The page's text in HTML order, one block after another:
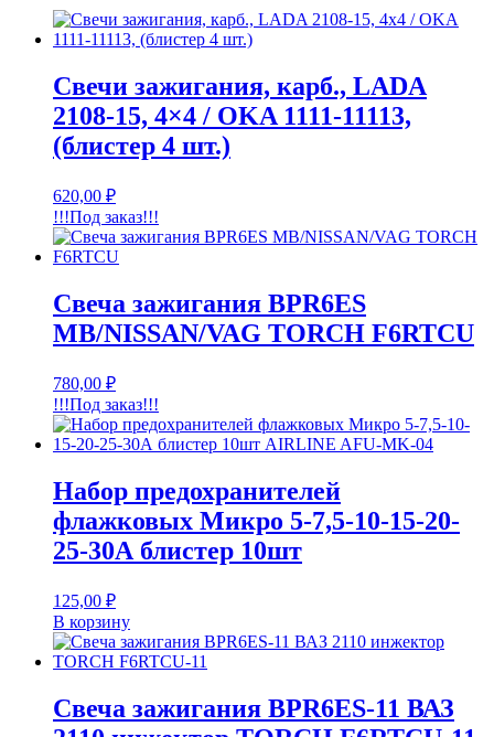
Свечи зажигания, карб., LADA
2108-15, 4×4 / OKA 1111-11113,
(блистер 4 шт.)
620,00 ₽
!!!Под заказ!!!
Свеча зажигания BPR6ES
MB/NISSAN/VAG TORCH F6RTCU
780,00 ₽
!!!Под заказ!!!
Набор предохранителей
флажковых Микро 5-7,5-10-15-20-
25-30А блистер 10шт
125,00 ₽
В корзину
Свеча зажигания BPR6ES-11 ВАЗ